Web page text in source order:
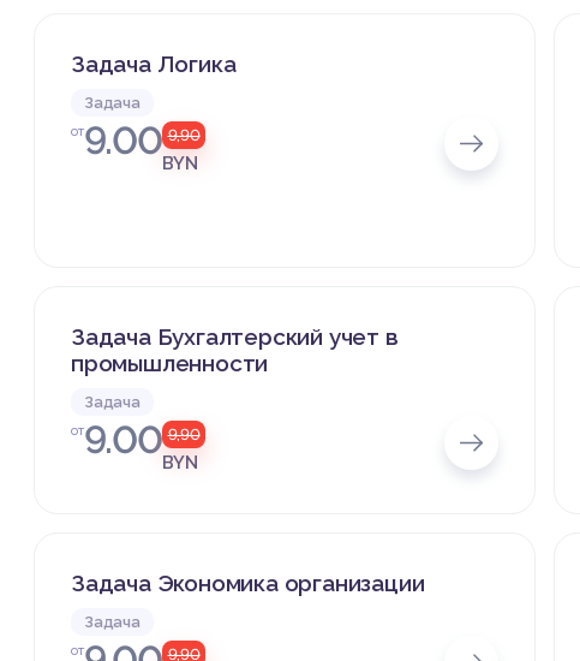
Задача Логика
Задача
от9.00 9,90
BYN
Задача Бухгалтерский учет в
промышленности
Задача
от9.00 9,90
BYN
Задача Экономика организации
Задача
от 9,90